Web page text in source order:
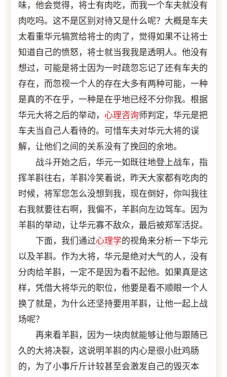
味，他会觉得，将士有肉吃，而我一个车夫就没有
肉吃吗。这不是区别对待又是什么呢？大概是车夫
太看重华元犒赏给将士的肉了，觉得如果不让将士
知道自己的愤怒，将士就当我我是透明人。他没有
想过，可能是将士因为一时疏忽忘记了还有车夫的
存在，而忽视一个人的存在大多有两种可能，一种
是真的不在乎，一种是在乎地已经不分你我。根据
华元大将之后的举动， 心理咨询师判定，华元是把
车夫当自己人看待的。可惜车夫对华元大将的误
解，让他们之间的关系没有了挽回的余地。
战斗开始之后，华元一如既往地登上战车，指
挥羊斟往右，羊斟冷笑着说，昨天大家都有吃肉的
时候，将军您怎么没想到我，现在倒好，你叫我往
右我就要往右啊，我偏不，羊斟向左边驾车。因为
羊斟的举动，让华元寡不敌众，最后被郑军活捉。
下面，我们通过心理学的视角来分析一下华元
以及羊斟。作为大将，华元是绝对大气的人，没有
分肉给羊斟，一定不是因为看不起他。如果真是这
样，凭借大将华元的职位，他要是看不顺眼一个人
换了就是，为什么还坚持要用羊斟，让他一起上战
场呢？
再来看羊斟，因为一块肉就能够让他与跟随已
久的大将决裂，这说明羊斟的内心是很小肚鸡肠
的，为了小事斤斤计较甚至会激发自己的毁灭本